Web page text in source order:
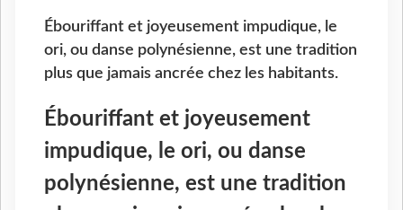
Ébouriffant et joyeusement impudique, le
ori, ou danse polynésienne, est une tradition
plus que jamais ancrée chez les habitants.
Ébouriffant et joyeusement
impudique, le ori, ou danse
polynésienne, est une tradition